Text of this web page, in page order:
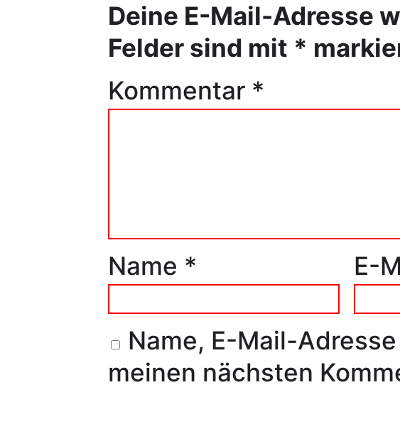
Deine E-Mail-Adresse
Felder sind mit *
Kommentar *
Name * E-
Name, E-Mail-
meinen nächsten